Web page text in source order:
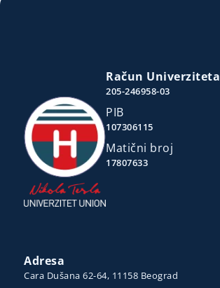
Račun Univerziteta
205-246958-03
PIB
107306115
Matični broj
17807633
Adresa
Cara Dušana 62-64, 11158 Beograd